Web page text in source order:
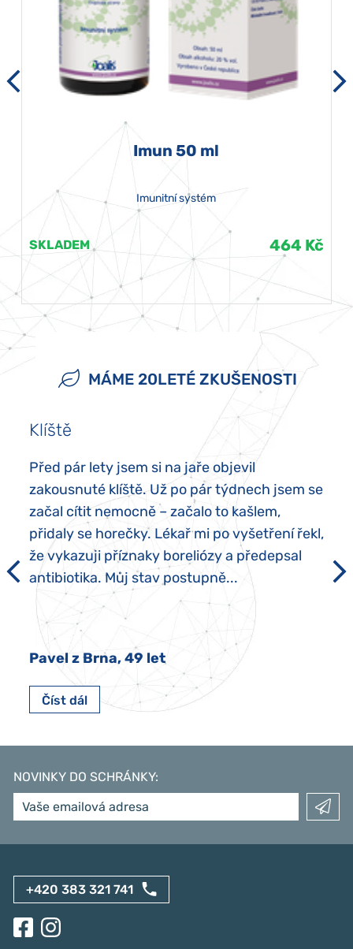
Imun 50 ml
Imunitní systém
SKLADEM 464 Kč
MÁME 20LETÉ ZKUŠENOSTI
Klíště
Před pár lety jsem si na jaře objevil
zakousnuté klíště. Už po pár týdnech jsem se
začal cítit nemocně – začalo to kašlem,
přidaly se horečky. Lékař mi po vyšetření řekl,
že vykazuji příznaky boreliózy a předepsal
antibiotika. Můj stav postupně...
Pavel z Brna, 49 let
Číst dál
NOVINKY DO SCHRÁNKY:
+420 383 321 741